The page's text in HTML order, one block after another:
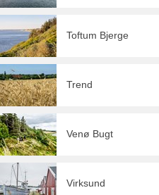
Toftum Bjerge
Trend
Venø Bugt
Virksund